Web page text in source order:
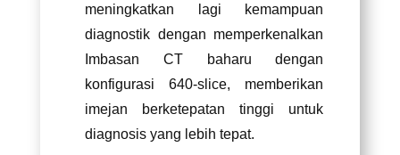
meningkatkan lagi kemampuan
diagnostik dengan memperkenalkan
Imbasan CT baharu dengan
konfigurasi 640-slice, memberikan
imejan berketepatan tinggi untuk
diagnosis yang lebih tepat.